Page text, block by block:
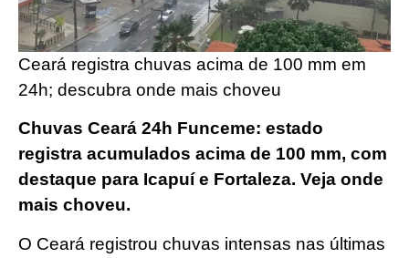
Ceará registra chuvas acima de 100 mm em
24h; descubra onde mais choveu
Chuvas Ceará 24h Funceme: estado
registra acumulados acima de 100 mm, com
destaque para Icapuí e Fortaleza. Veja onde
mais choveu.
O Ceará registrou chuvas intensas nas últimas